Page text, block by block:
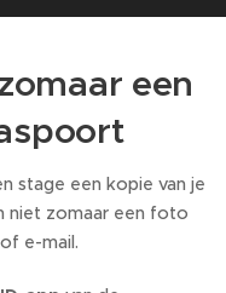
een
stage een kopie van je
niet zomaar een foto
e-mail.